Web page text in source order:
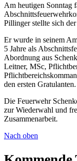
Am heutigen Sonntag
Pillinger stellte sich
Er wurde in seinem
5 Jahre als
Abordnung aus
Leitner, MSc,
den ersten Gratulanten.
Die Feuerwehr
zur Wiederwahl und
Zusammenarbeit.
Nach oben